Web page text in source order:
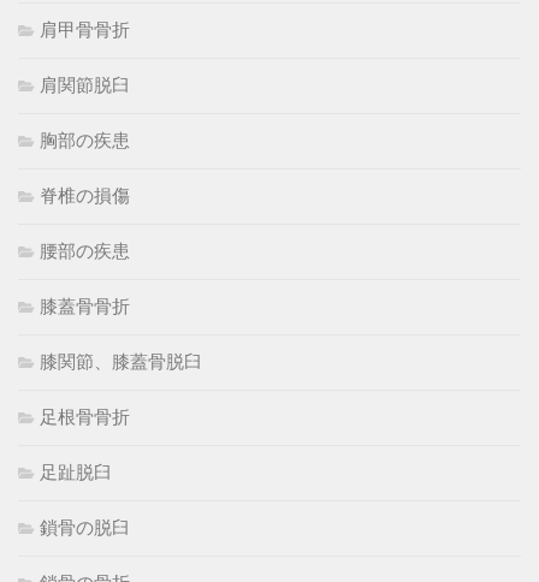
肩甲骨骨折
肩関節脱臼
胸部の疾患
脊椎の損傷
腰部の疾患
膝蓋骨骨折
膝関節、膝蓋骨脱臼
足根骨骨折
足趾脱臼
鎖骨の脱臼